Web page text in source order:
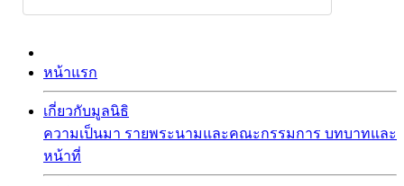
หน้าแรก
เกี่ยวกับมูลนิธิ
ความเป็นมา รายพระนามและคณะกรรมการ บทบาทและ
หน้าที่